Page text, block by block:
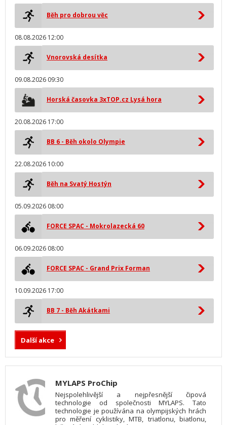
Běh pro dobrou věc
08.08.2026 12:00
Vnorovská desítka
09.08.2026 09:30
Horská časovka 3xTOP.cz Lysá hora
20.08.2026 17:00
BB 6 - Běh okolo Olympie
22.08.2026 10:00
Běh na Svatý Hostýn
05.09.2026 08:00
FORCE SPAC - Mokrolazecká 60
06.09.2026 08:00
FORCE SPAC - Grand Prix Forman
10.09.2026 17:00
BB 7 - Běh Akátkami
Další akce
MYLAPS ProChip
Nejspolehlivější a nejpřesnější čipová
technologie od společnosti MYLAPS. Tato
technologie je používána na olympijských hrách
pro měření cyklistiky, MTB, triatlonu, biatlonu,